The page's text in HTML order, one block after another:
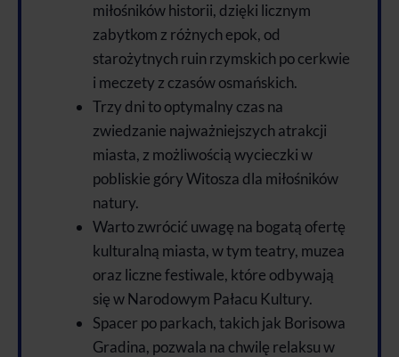
miłośników historii, dzięki licznym
zabytkom z różnych epok, od
starożytnych ruin rzymskich po cerkwie
i meczety z czasów osmańskich.
Trzy dni to optymalny czas na
zwiedzanie najważniejszych atrakcji
miasta, z możliwością wycieczki w
pobliskie góry Witosza dla miłośników
natury.
Warto zwrócić uwagę na bogatą ofertę
kulturalną miasta, w tym teatry, muzea
oraz liczne festiwale, które odbywają
się w Narodowym Pałacu Kultury.
Spacer po parkach, takich jak Borisowa
Gradina, pozwala na chwilę relaksu w